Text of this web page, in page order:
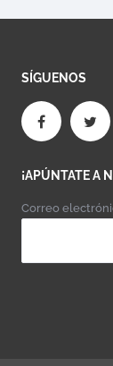
SÍGUENOS
¡APÚNTATE A
Correo